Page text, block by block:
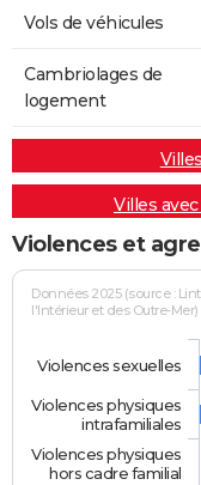
Vols de véhicules
Cambriolages de
logement
Villes
Violences et
Données 2025 (source :
l'Intérieur et des Outre-Mer)
Violences sexuelles
Violences physiques
intrafamiliales
Violences physiques
hors cadre familial